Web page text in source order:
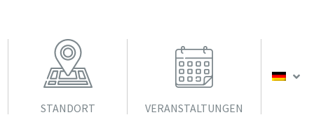
STANDORT VERANSTALTUNGEN